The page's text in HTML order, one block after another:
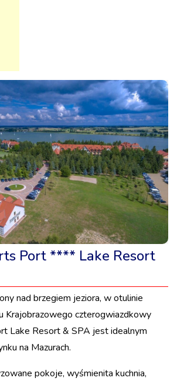
Port **** Lake Resort
nad brzegiem jeziora, w otulinie
Krajobrazowego czterogwiazdkowy
Lake Resort & SPA jest idealnym
na Mazurach.
pokoje, wyśmienita kuchnia,